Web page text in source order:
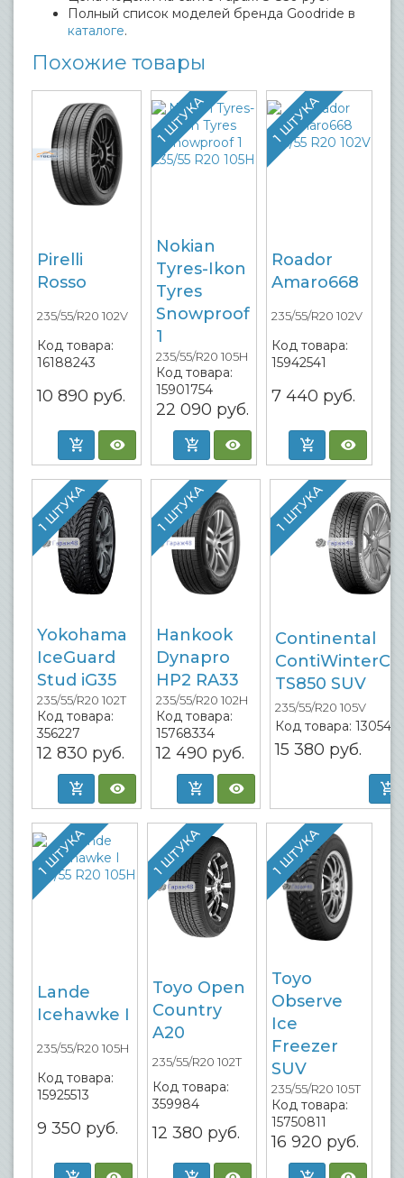
Полный список моделей бренда Goodride в
каталоге.
Похожие товары
Pirelli
Rosso
235/55/R20 102V
Код товара:
16188243
10 890 руб.
1 ШТУКА
Nokian
Tyres-Ikon
Tyres
Snowproof
1
235/55/R20 105H
Код товара:
15901754
22 090 руб.
1 ШТУКА
Roador
Amaro668
235/55/R20 102V
Код товара:
15942541
7 440 руб.
1 ШТУКА
Yokohama
IceGuard
Stud iG35
235/55/R20 102T
Код товара:
356227
12 830 руб.
1 ШТУКА
Hankook
Dynapro
HP2 RA33
235/55/R20 102H
Код товара:
15768334
12 490 руб.
1 ШТУКА
Continental
TS850 SUV
235/55/R20 105V
Код товара:
15 380 руб.
1 ШТУКА
Lande
Icehawke I
235/55/R20 105H
Код товара:
15925513
9 350 руб.
1 ШТУКА
Toyo Open
Country
A20
235/55/R20 102T
Код товара:
359984
12 380 руб.
1 ШТУКА
Toyo
Observe
Ice
Freezer
SUV
235/55/R20 105T
Код товара:
15750811
16 920 руб.